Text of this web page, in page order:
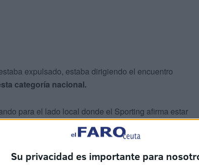
Su privacidad es importante para
expulsado, estaba dirigiendo el encuentro
categoría nacional.
para el lado local donde el Sporting afirma estar
mostrado indignado con que el trencilla.